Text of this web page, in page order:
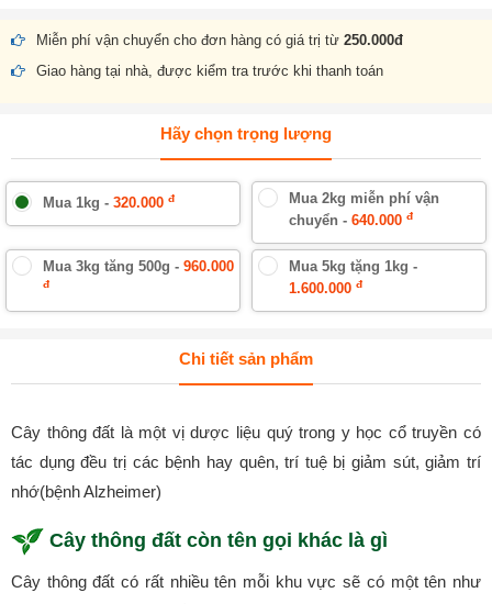
Miễn phí vận chuyển cho đơn hàng có giá trị từ 250.000đ
Giao hàng tại nhà, được kiểm tra trước khi thanh toán
Hãy chọn trọng lượng
Mua 1kg - 320.000 đ
Mua 2kg miễn phí vận
chuyển - 640.000 đ
Mua 3kg tăng 500g - 960.000
đ
Mua 5kg tặng 1kg -
1.600.000 đ
Chi tiết sản phẩm
Cây thông đất là một vị dược liệu quý trong y học cổ truyền có
tác dụng đều trị các bệnh hay quên, trí tuệ bị giảm sút, giảm trí
nhớ(bệnh Alzheimer)
Cây thông đất còn tên gọi khác là gì
Cây thông đất có rất nhiều tên mỗi khu vực sẽ có một tên như